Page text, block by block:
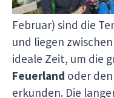
Während des
Februar) sind die
und liegen zwischen
ideale Zeit, um die
Feuerland oder den
erkunden. Die